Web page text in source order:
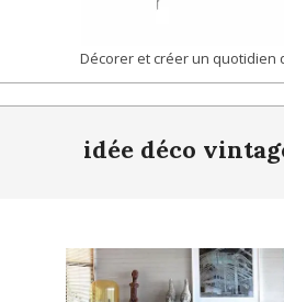
COCON
|
LIVING
Décorer et créer un quotidien
idée déco